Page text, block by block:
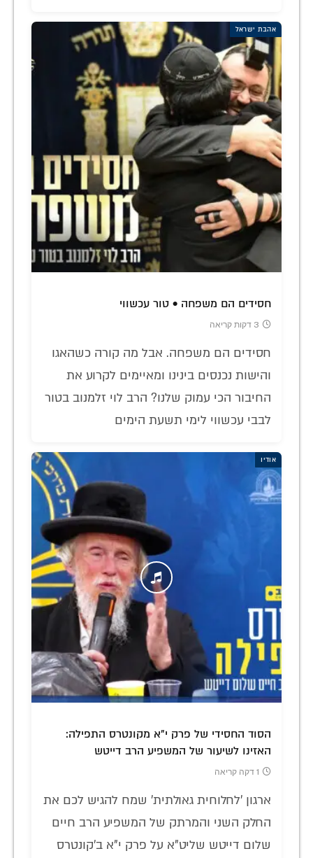
אהבת ישראל
חסידים הם משפחה • טור עכשווי
3 דקות קריאה
חסידים הם משפחה. אבל מה קורה כשהאגו
והישות נכנסים בינינו ומאיימים לקרוע את
החיבור הכי עמוק שלנו? הרב לוי זלמנוב בטור
לבבי עכשווי לימי תשעת הימים
אודיו
הסוד החסידי של פרק י"א מקונטרס התפילה:
האזינו לשיעור של המשפיע הרב דייטש
1 דקה קריאה
ארגון 'לחלוחית גאולתית' שמח להגיש לכם את
החלק השני והמרתק של המשפיע הרב חיים
שלום דייטש שליט"א על פרק י"א ב'קונטרס